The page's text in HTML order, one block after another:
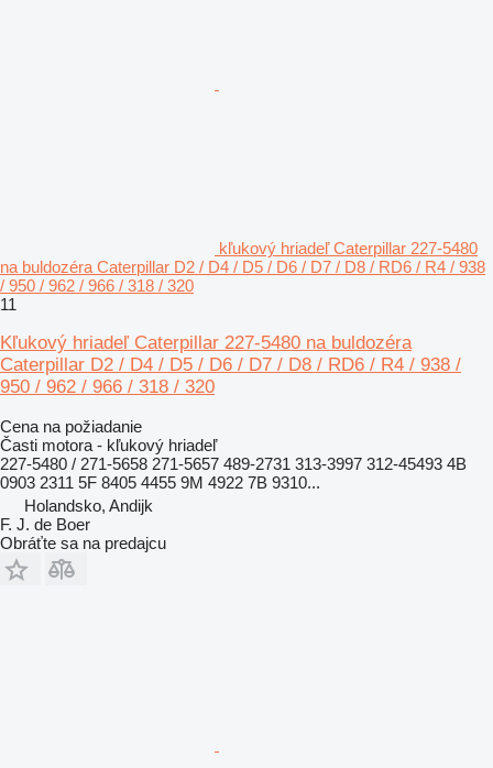
kľukový hriadeľ Caterpillar 227-5480
na buldozéra Caterpillar D2 / D4 / D5 / D6 / D7 / D8 / RD6 / R4 / 938
/ 950 / 962 / 966 / 318 / 320
11
Kľukový hriadeľ Caterpillar 227-5480 na buldozéra
Caterpillar D2 / D4 / D5 / D6 / D7 / D8 / RD6 / R4 / 938 /
950 / 962 / 966 / 318 / 320
Cena na požiadanie
Časti motora - kľukový hriadeľ
227-5480 / 271-5658 271-5657 489-2731 313-3997 312-45493 4B
0903 2311 5F 8405 4455 9M 4922 7B 9310...
Holandsko, Andijk
F. J. de Boer
Obráťte sa na predajcu